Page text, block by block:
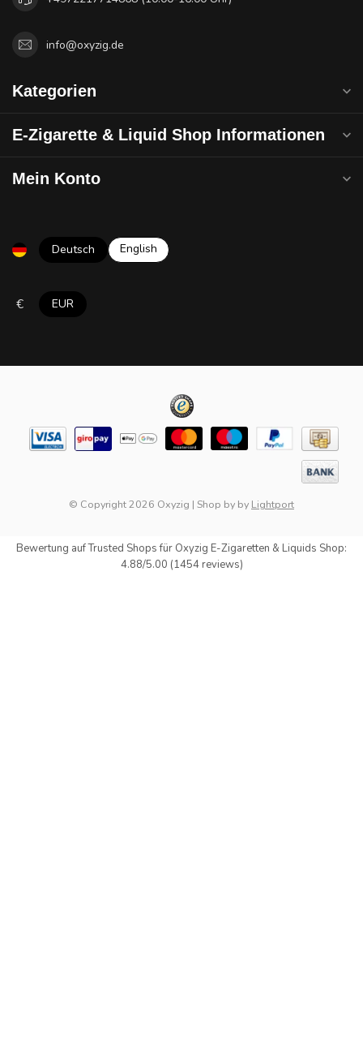
info@oxyzig.de
Kategorien
E-Zigarette & Liquid Shop Informationen
Mein Konto
Deutsch English
€ EUR
© Copyright 2026 Oxyzig | Shop by by Lightport
Bewertung aufTrusted Shopsfür Oxyzig E-Zigaretten & Liquids Shop:
4.88/5.00 (1454 reviews)